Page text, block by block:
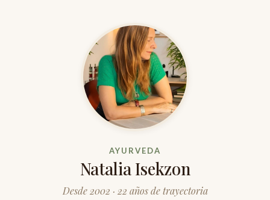
AYURVEDA
Natalia Isekzon
Desde 2002 · 22 años de trayectoria